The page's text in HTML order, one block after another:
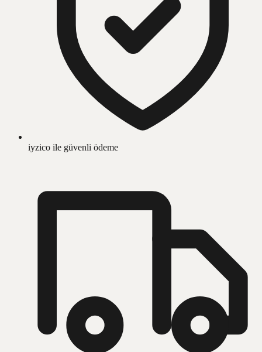
iyzico ile güvenli ödeme